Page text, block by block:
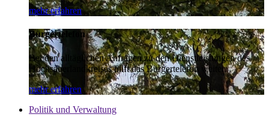
mehr erfahren
Bürgertelefon
Bei den alltäglichen Anfragen zu den Dienstleistungen des
Hochsauerlandkreises hilft das Bürgertelefon weiter.
mehr erfahren
Politik und Verwaltung